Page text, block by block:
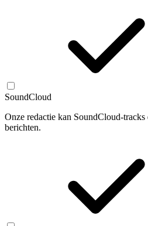
SoundCloud
Onze redactie kan SoundCloud-tracks
berichten.